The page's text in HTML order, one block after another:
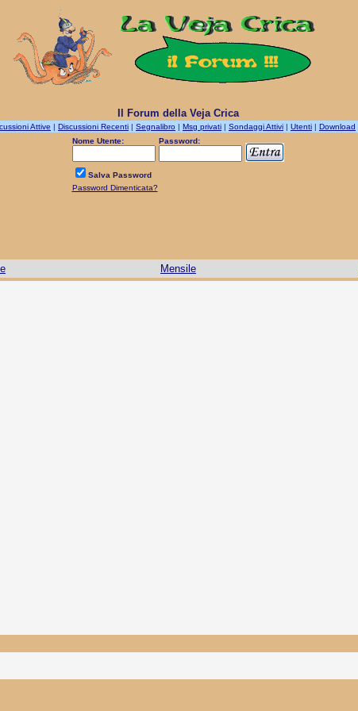
Il Forum della Veja Crica
Attive | Discussioni Recenti | Segnalibro | Msg privati | Sondaggi Attivi | Utenti | Download
Nome Utente:
Password:
Salva Password
Password Dimenticata?
Mensile